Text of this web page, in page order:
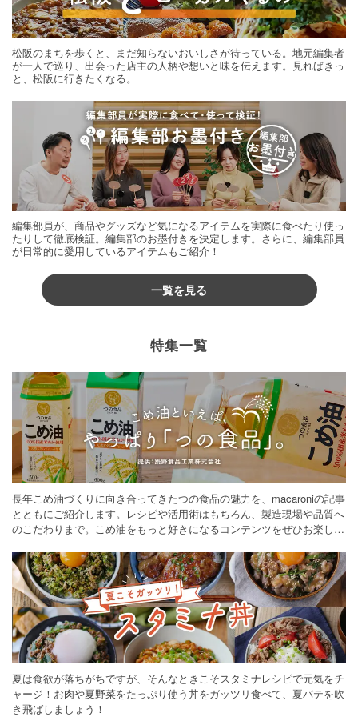
松阪のまちを歩くと、まだ知らないおいしさが待っている。地元編集者
が一人で巡り、出会った店主の人柄や想いと味を伝えます。見ればきっ
と、松阪に行きたくなる。
編集部員が、商品やグッズなど気になるアイテムを実際に食べたり使っ
たりして徹底検証。編集部のお墨付きを決定します。さらに、編集部員
が日常的に愛用しているアイテムもご紹介！
一覧を見る
特集一覧
長年こめ油づくりに向き合ってきたつの食品の魅力を、macaroniの記事
とともにご紹介します。レシピや活用術はもちろん、製造現場や品質へ
のこだわりまで。こめ油をもっと好きになるコンテンツをぜひお楽しみ
夏は食欲が落ちがちですが、そんなときこそスタミナレシピで元気をチ
ャージ！お肉や夏野菜をたっぷり使う丼をガッツリ食べて、夏バテを吹
き飛ばしましょう！